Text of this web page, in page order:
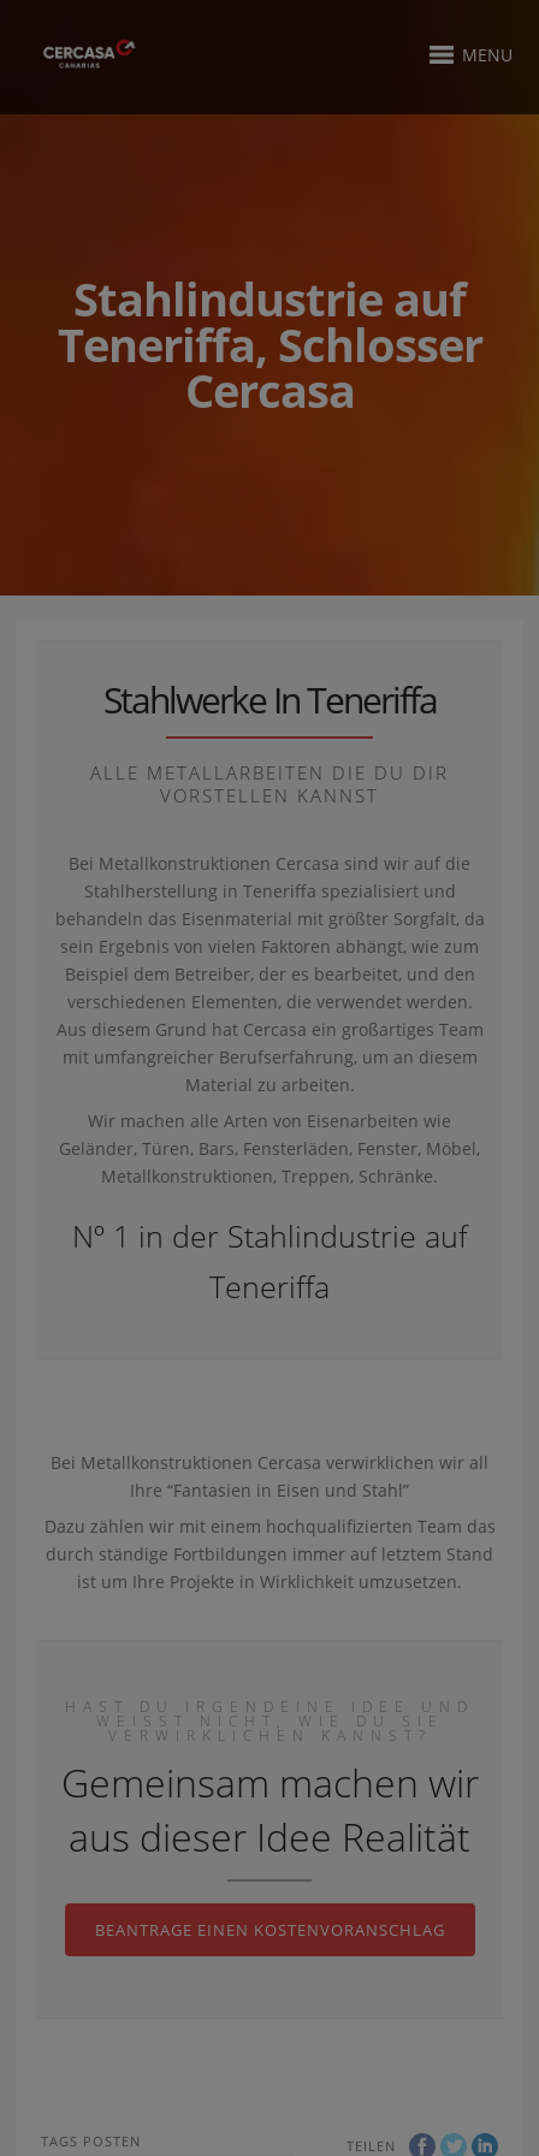
MENU
Stahlindustrie auf
Teneriffa, Schlosser
Cercasa
Stahlwerke In Teneriffa
ALLE METALLARBEITEN DIE DU DIR
VORSTELLEN KANNST
Bei Metallkonstruktionen Cercasa sind wir auf die
Stahlherstellung in Teneriffa spezialisiert und
behandeln das Eisenmaterial mit größter Sorgfalt, da
sein Ergebnis von vielen Faktoren abhängt, wie zum
Beispiel dem Betreiber, der es bearbeitet, und den
verschiedenen Elementen, die verwendet werden.
Aus diesem Grund hat Cercasa ein großartiges Team
mit umfangreicher Berufserfahrung, um an diesem
Material zu arbeiten.
Wir machen alle Arten von Eisenarbeiten wie
Geländer, Türen, Bars, Fensterläden, Fenster, Möbel,
Metallkonstruktionen, Treppen, Schränke.
Nº 1 in der Stahlindustrie auf
Teneriffa
Bei Metallkonstruktionen Cercasa verwirklichen wir all
Ihre “Fantasien in Eisen und Stahl”
Dazu zählen wir mit einem hochqualifizierten Team das
durch ständige Fortbildungen immer auf letztem Stand
ist um Ihre Projekte in Wirklichkeit umzusetzen.
HAST DU IRGENDEINE IDEE UND
WEISST NICHT, WIE DU SIE
VERWIRKLICHEN KANNST?
Gemeinsam machen wir
aus dieser Idee Realität
BEANTRAGE EINEN KOSTENVORANSCHLAG
TEILEN
TAGS POSTEN